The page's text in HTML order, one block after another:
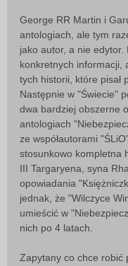
George RR Martin i
antologiach, ale tym
jako autor, a nie
konkretnych informacji,
tych historii, które pisał
Następnie w "Świecie"
dwa bardziej obszerne
antologiach
ze współautorami
stosunkowo kompletna
III Targaryena, syna
opowiadania
jednak, że "Wilczyce
umieścić w
nich po 4 latach.
Zapytany co chce robić